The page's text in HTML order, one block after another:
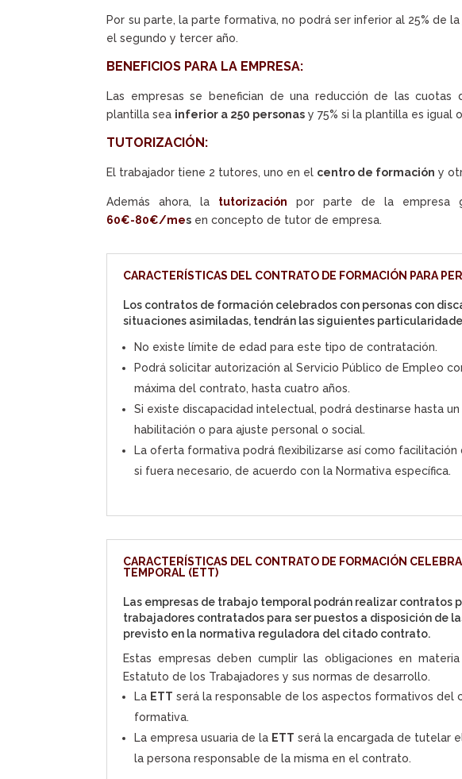
Por su parte, la parte formativa, no podrá ser inferior al 25% de
el segundo y tercer año.
BENEFICIOS PARA LA EMPRESA:
Las empresas se benefician de una reducción de las cuotas
plantilla sea inferior a 250 personas y 75% si la plantilla es igual
TUTORIZACIÓN:
El trabajador tiene 2 tutores, uno en el centro de formación y
Además ahora, la tutorización por parte de la empresa
60€-80€/mes en concepto de tutor de empresa.
CARACTERÍSTICAS DEL CONTRATO DE FORMACIÓN PARA
Los contratos de formación celebrados con personas con
situaciones asimiladas, tendrán las siguientes
No existe límite de edad para este tipo de contratación.
Podrá solicitar autorización al Servicio Público de Empleo
máxima del contrato, hasta cuatro años.
Si existe discapacidad intelectual, podrá destinarse hasta
habilitación o para ajuste personal o social.
La oferta formativa podrá flexibilizarse así como
si fuera necesario, de acuerdo con la Normativa específica.
CARACTERÍSTICAS DEL CONTRATO DE FORMACIÓN
TEMPORAL (ETT)
Las empresas de trabajo temporal podrán realizar contratos
trabajadores contratados para ser puestos a disposición de
previsto en la normativa reguladora del citado contrato.
Estas empresas deben cumplir las obligaciones en
Estatuto de los Trabajadores y sus normas de desarrollo.
La ETT será la responsable de los aspectos formativos del
formativa.
La empresa usuaria de la ETT será la encargada de tutelar
la persona responsable de la misma en el contrato.